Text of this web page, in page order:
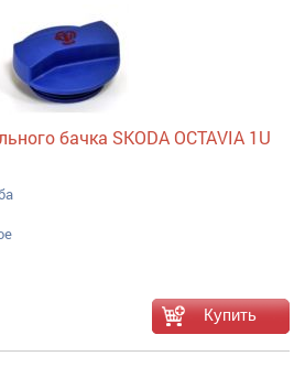
бачка SKODA OCTAVIA 1U